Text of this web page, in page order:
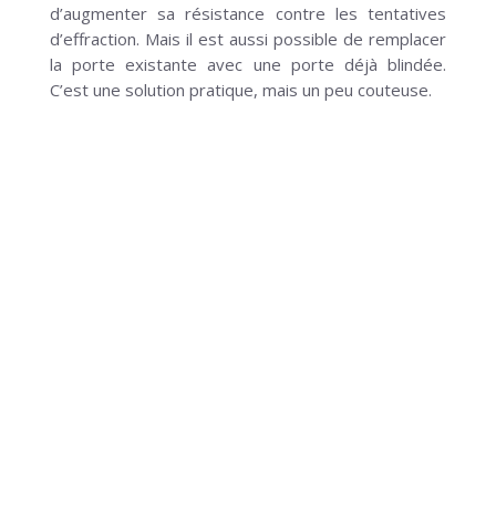
d’augmenter sa résistance contre les tentatives
d’effraction. Mais il est aussi possible de remplacer
la porte existante avec une porte déjà blindée.
C’est une solution pratique, mais un peu couteuse.